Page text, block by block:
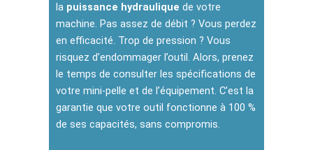
la puissance hydraulique de votre
machine. Pas assez de débit ? Vous perdez
en efficacité. Trop de pression ? Vous
risquez d’endommager l’outil. Alors, prenez
le temps de consulter les spécifications de
votre mini-pelle et de l’équipement. C’est la
garantie que votre outil fonctionne à 100 %
de ses capacités, sans compromis.